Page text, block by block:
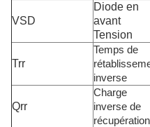
VSD
Diode en
avant
Tension
Trr
Temps de
inverse
Qrr
Charge
inverse de
récupération